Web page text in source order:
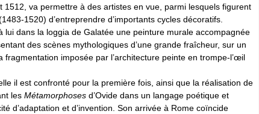
1512, va permettre à des artistes en vue, parmi lesquels figurent
1520) d’entreprendre d’importants cycles décoratifs.
lui dans la loggia de Galatée une peinture murale accompagnée
des scènes mythologiques d’une grande fraîcheur, sur un
fragmentation imposée par l’architecture peinte en trompe-l’œil
il est confronté pour la première fois, ainsi que la réalisation de
les Métamorphoses d’Ovide dans un langage poétique et
d’adaptation et d’invention. Son arrivée à Rome coïncide